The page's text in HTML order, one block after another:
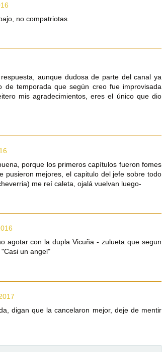
no compatriotas.
aunque dudosa de parte del canal ya
de temporada que según creo fue improvisada
mis agradecimientos, eres el único que dio
porque los primeros capítulos fueron fomes
pusieron mejores, el capitulo del jefe sobre todo
me reí caleta, ojalá vuelvan luego-
agotar con la dupla Vicuña - zulueta que segun
un angel"
digan que la cancelaron mejor, deje de mentir